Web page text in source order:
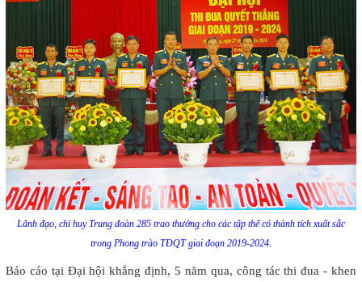
Lãnh đạo, chỉ huy Trung đoàn 285 trao thưởng cho các tập thể có thành tích xuất sắc
trong Phong trào TĐQT giai đoạn 2019-2024.
Báo cáo tại Đại hội khẳng định, 5 năm qua, công tác thi đua - khen